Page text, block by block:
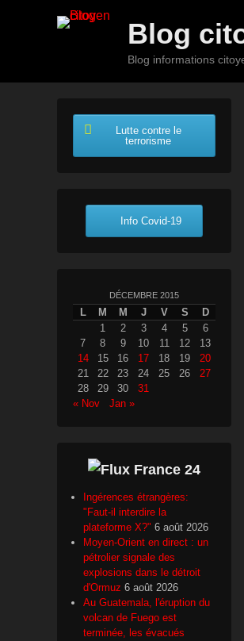
Blog
Blog informations
Lutte contre le
terrorisme
Info Covid-19
DÉCEMBRE 2015
L M M J V S
D
1
2 3 4 5
6
7
8 9 10 11 12
13
14
15 16 17 18 19
20
21
22 23 24 25 26
27
28
29 30
31
« Nov
Jan »
France 24
Ingérences étrangères:
"Faut-il interdire la
plateforme X?" 6 août 2026
Moyen-Orient en direct : un
pétrolier signale des
explosions dans le détroit
d'Ormuz 6 août 2026
Au Guatemala, l'éruption du
volcan de Fuego est
terminée, les évacués